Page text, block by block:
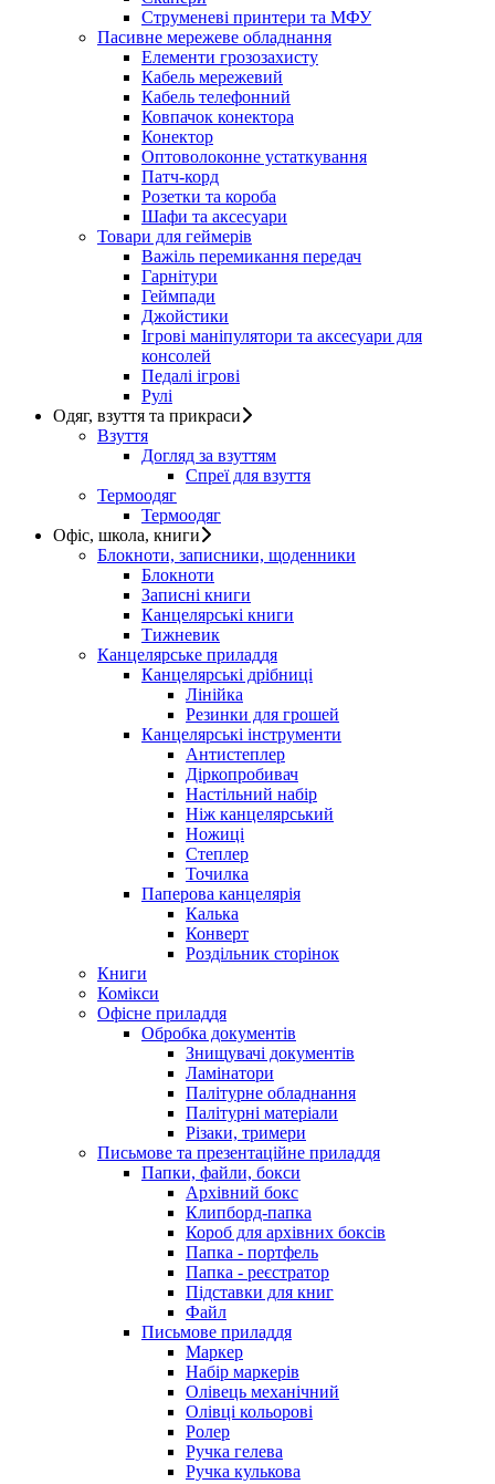
Струменеві принтери та МФУ
Пасивне мережеве обладнання
Елементи грозозахисту
Кабель мережевий
Кабель телефонний
Ковпачок конектора
Конектор
Оптоволоконне устаткування
Патч-корд
Розетки та короба
Шафи та аксесуари
Товари для геймерів
Важіль перемикання передач
Гарнітури
Геймпади
Джойстики
Ігрові маніпулятори та аксесуари для
консолей
Педалі ігрові
Рулі
Одяг, взуття та прикраси
Взуття
Догляд за взуттям
Спреї для взуття
Термоодяг
Термоодяг
Офіс, школа, книги
Блокноти, записники, щоденники
Блокноти
Записні книги
Канцелярські книги
Тижневик
Канцелярське приладдя
Канцелярські дрібниці
Лінійка
Резинки для грошей
Канцелярські інструменти
Антистеплер
Діркопробивач
Настільний набір
Ніж канцелярський
Ножиці
Степлер
Точилка
Паперова канцелярія
Калька
Конверт
Роздільник сторінок
Книги
Комікси
Офісне приладдя
Обробка документів
Знищувачі документів
Ламінатори
Палітурне обладнання
Палітурні матеріали
Різаки, тримери
Письмове та презентаційне приладдя
Папки, файли, бокси
Архівний бокс
Клипборд-папка
Короб для архівних боксів
Папка - портфель
Папка - реєстратор
Підставки для книг
Файл
Письмове приладдя
Маркер
Набір маркерів
Олівець механічний
Олівці кольорові
Ролер
Ручка гелева
Ручка кулькова